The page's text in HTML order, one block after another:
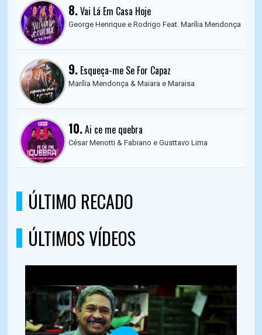
8.Vai Lá Em Casa Hoje
George Henrique e Rodrigo Feat. Marília Mendonça
9. Esqueça-me Se For Capaz
Marília Mendonça & Maiara e Maraisa
10.Ai ce me quebra
César Menotti & Fabiano e Gusttavo Lima
ÚLTIMO RECADO
ÚLTIMOS VÍDEOS